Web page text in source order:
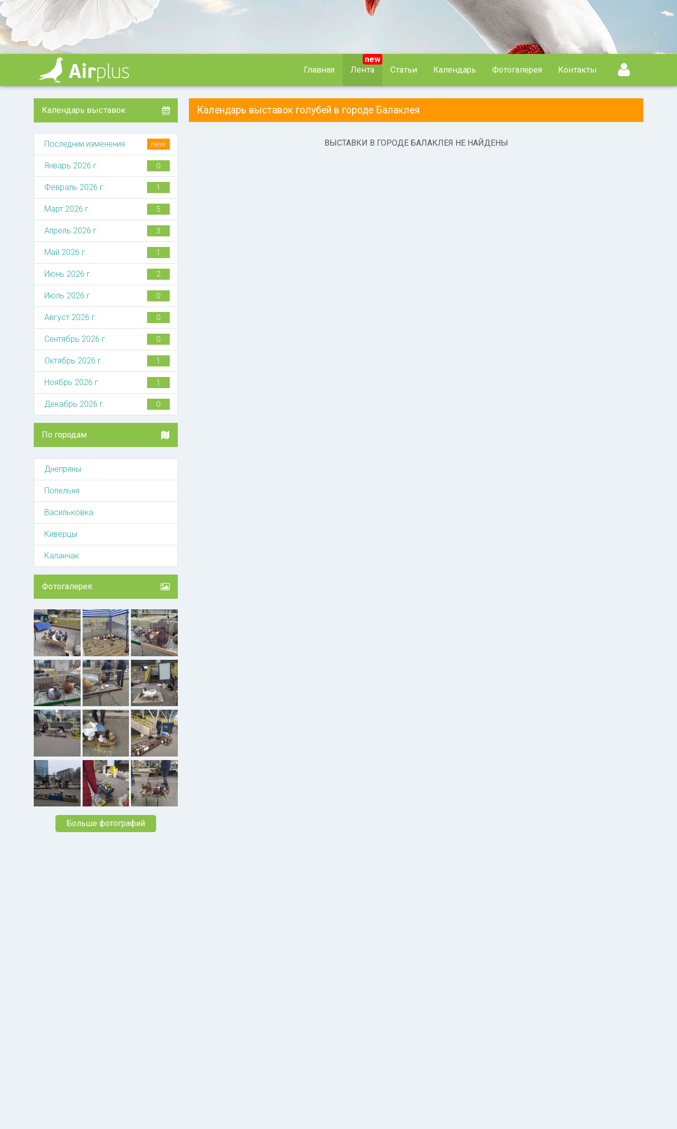
Главная Лента
new
Статьи
Календарь Фотогалерея Контакты
Календарь выставок
Последнии изменения new
Январь 2026 г. 0
Февраль 2026 г. 1
Март 2026 г. 5
Апрель 2026 г. 3
Май 2026 г. 1
Июнь 2026 г. 2
Июль 2026 г. 0
Август 2026 г. 0
Сентябрь 2026 г. 0
Октябрь 2026 г. 1
Ноябрь 2026 г. 1
Декабрь 2026 г. 0
По городам
Днепряны
Попельня
Васильковка
Киверцы
Каланчак
Фотогалерея:
Больше фотографий
Календарь выставок голубей в городе Балаклея
ВЫСТАВКИ В ГОРОДЕ БАЛАКЛЕЯ НЕ НАЙДЕНЫ